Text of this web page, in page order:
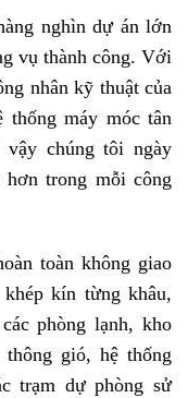
nghìn dự án lớn
vụ thành công. Với
nhân kỹ thuật của
thống máy móc tân
chúng tôi ngày
hơn trong mỗi công
toàn không giao
kín từng khâu,
phòng lạnh, kho
gió, hệ thống
trạm dự phòng sử